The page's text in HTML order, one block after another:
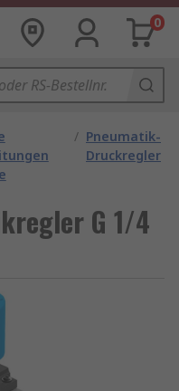
0
/ Pneumatik-
Druckregler
G 1/4